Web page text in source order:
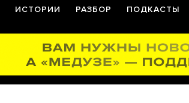
ИСТОРИИ РАЗБОР ПОДКАСТЫ